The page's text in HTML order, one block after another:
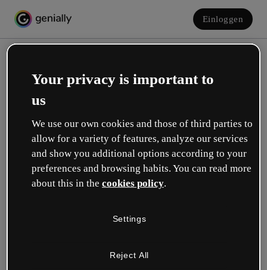
Einloggen
Erstelle dein kostenloses Konto!
Was beschreibt deine Rolle am besten?
Your privacy is important to
us
We use our own cookies and those of third parties to
allow for a variety of features, analyze our services
and show you additional options according to your
preferences and browsing habits. You can read more
about this in the cookies policy.
Settings
Reject All